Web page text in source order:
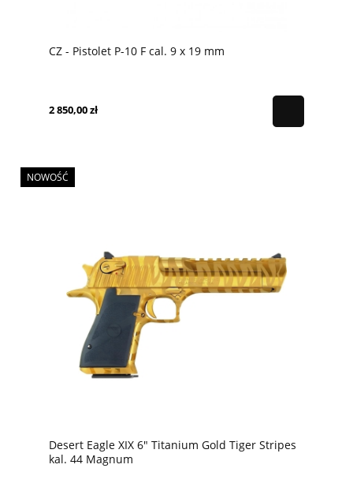
CZ - Pistolet P-10 F cal. 9 x 19 mm
2 850,00 zł
Desert Eagle XIX 6" Titanium Gold Tiger Stripes
kal. 44 Magnum
NOWOŚĆ